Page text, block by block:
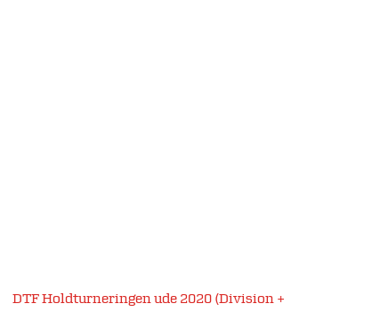
DTF Holdturneringen ude 2020 (Division +